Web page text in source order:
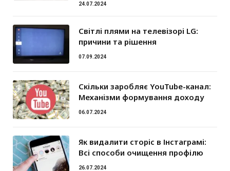
24.07.2024
Світлі плями на телевізорі LG:
причини та рішення
07.09.2024
Скільки заробляє YouTube-канал:
Механізми формування доходу
06.07.2024
Як видалити сторіс в Інстаграмі:
Всі способи очищення профілю
26.07.2024